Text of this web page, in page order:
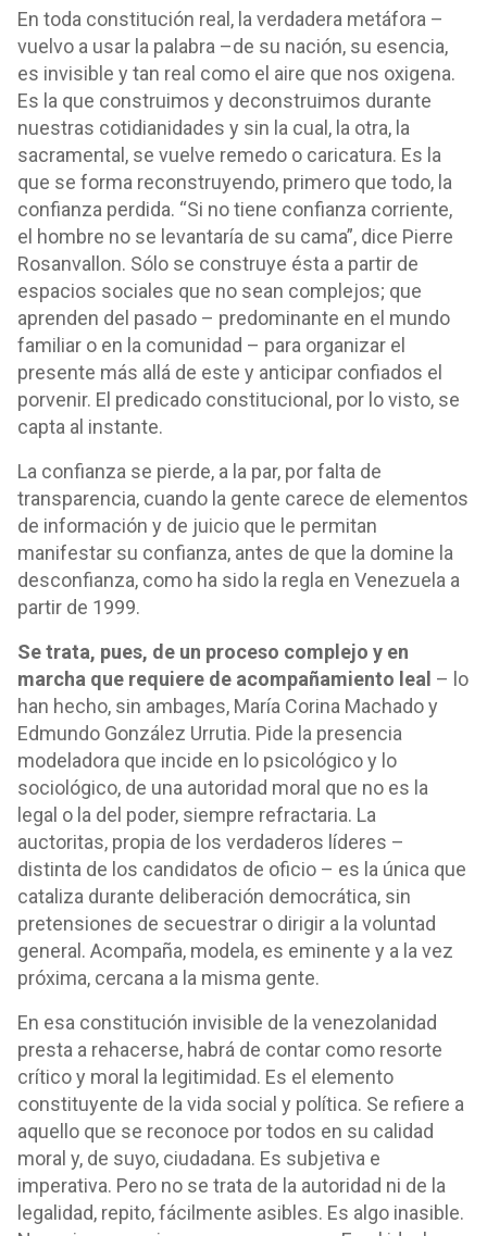
En toda constitución real, la verdadera metáfora –
vuelvo a usar la palabra –de su nación, su esencia,
es invisible y tan real como el aire que nos oxigena.
Es la que construimos y deconstruimos durante
nuestras cotidianidades y sin la cual, la otra, la
sacramental, se vuelve remedo o caricatura. Es la
que se forma reconstruyendo, primero que todo, la
confianza perdida. “Si no tiene confianza corriente,
el hombre no se levantaría de su cama”, dice Pierre
Rosanvallon. Sólo se construye ésta a partir de
espacios sociales que no sean complejos; que
aprenden del pasado – predominante en el mundo
familiar o en la comunidad – para organizar el
presente más allá de este y anticipar confiados el
porvenir. El predicado constitucional, por lo visto, se
capta al instante.
La confianza se pierde, a la par, por falta de
transparencia, cuando la gente carece de elementos
de información y de juicio que le permitan
manifestar su confianza, antes de que la domine la
desconfianza, como ha sido la regla en Venezuela a
partir de 1999.
Se trata, pues, de un proceso complejo y en
marcha que requiere de acompañamiento leal – lo
han hecho, sin ambages, María Corina Machado y
Edmundo González Urrutia. Pide la presencia
modeladora que incide en lo psicológico y lo
sociológico, de una autoridad moral que no es la
legal o la del poder, siempre refractaria. La
auctoritas, propia de los verdaderos líderes –
distinta de los candidatos de oficio – es la única que
cataliza durante deliberación democrática, sin
pretensiones de secuestrar o dirigir a la voluntad
general. Acompaña, modela, es eminente y a la vez
próxima, cercana a la misma gente.
En esa constitución invisible de la venezolanidad
presta a rehacerse, habrá de contar como resorte
crítico y moral la legitimidad. Es el elemento
constituyente de la vida social y política. Se refiere a
aquello que se reconoce por todos en su calidad
moral y, de suyo, ciudadana. Es subjetiva e
imperativa. Pero no se trata de la autoridad ni de la
legalidad, repito, fácilmente asibles. Es algo inasible.